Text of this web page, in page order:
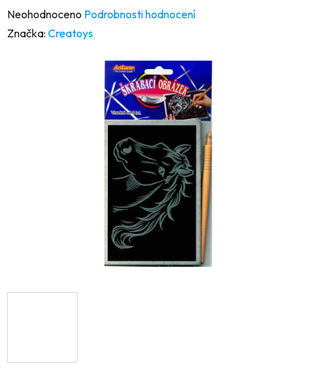
Průměrné
hodnocení
Neohodnoceno Podrobnosti hodnocení
Značka: Creatoys